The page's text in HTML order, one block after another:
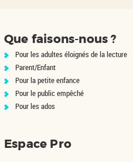
Que faisons-nous ?
Pour les adultes éloignés de la lecture
Parent/Enfant
Pour la petite enfance
Pour le public empêché
Pour les ados
Espace Pro